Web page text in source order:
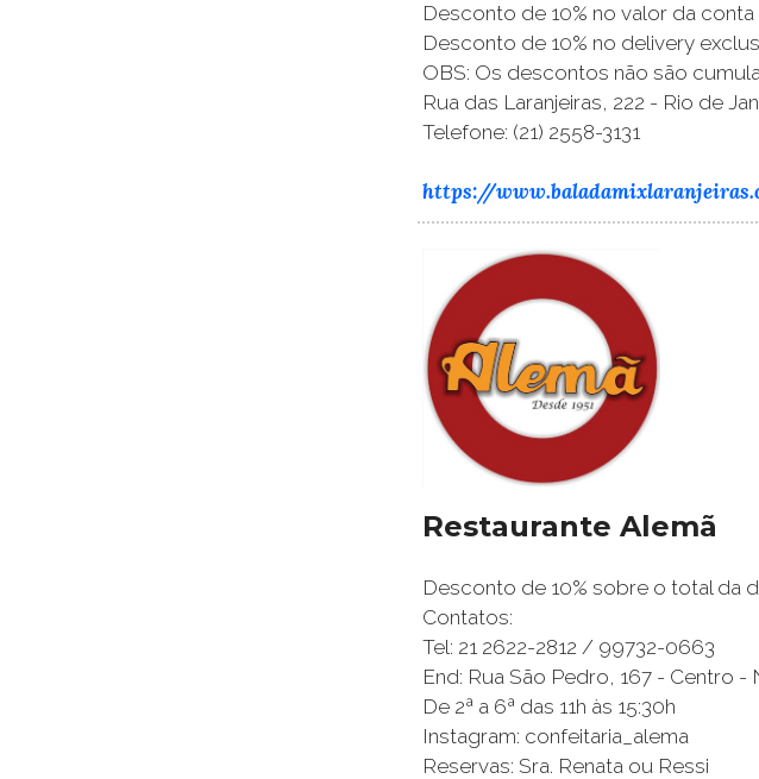
Desconto de 10% no valor da
Desconto de 10% no delivery
OBS: Os descontos não são
Rua das Laranjeiras, 222 - Rio de
Telefone: (21) 2558-3131
https://
Restaurante Alemã
Desconto de 10% sobre o total da
Contatos:
Tel: 21 2622-2812 / 99732-0663
End: Rua São Pedro, 167 - Centro -
De 2ª a 6ª das 11h às 15:30h
Instagram: confeitaria_alema
Reservas: Sra. Renata ou Ressi